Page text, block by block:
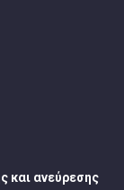
και ανεύρεσης